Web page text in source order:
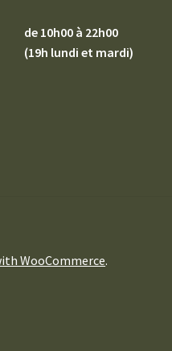
de 10h00 à 22h00
(19h lundi et mardi)
WooCommerce.